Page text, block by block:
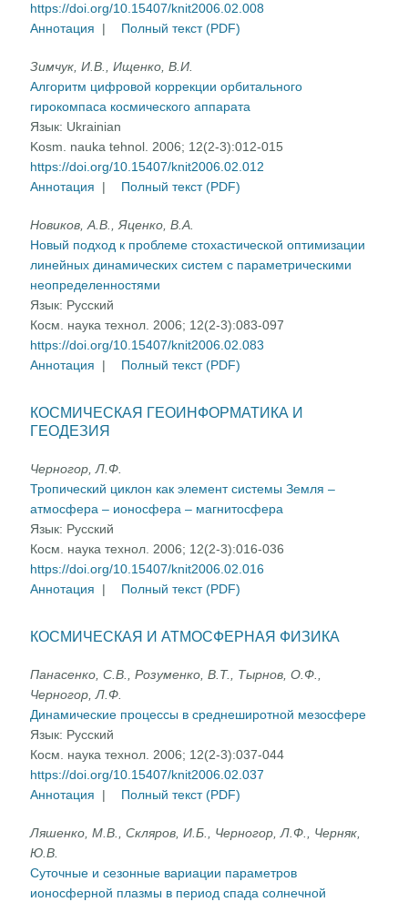
https://doi.org/10.15407/knit2006.02.008
Аннотация
| Полный текст (PDF)
Зимчук, И.В., Ищенко, В.И.
Алгоритм цифровой коррекции орбитального
гирокомпаса космического аппарата
Язык: Ukrainian
Kosm. nauka tehnol. 2006; 12(2-3):012-015
https://doi.org/10.15407/knit2006.02.012
Аннотация
| Полный текст (PDF)
Новиков, А.В., Яценко, В.А.
Новый подход к проблеме стохастической оптимизации
линейных динамических систем с параметрическими
неопределенностями
Язык: Русский
Косм. наука технол. 2006; 12(2-3):083-097
https://doi.org/10.15407/knit2006.02.083
Аннотация
| Полный текст (PDF)
КОСМИЧЕСКАЯ ГЕОИНФОРМАТИКА И
ГЕОДЕЗИЯ
Черногор, Л.Ф.
Тропический циклон как элемент системы Земля –
атмосфера – ионосфера – магнитосфера
Язык: Русский
Косм. наука технол. 2006; 12(2-3):016-036
https://doi.org/10.15407/knit2006.02.016
Аннотация
| Полный текст (PDF)
КОСМИЧЕСКАЯ И АТМОСФЕРНАЯ ФИЗИКА
Панасенко, С.В., Розуменко, В.Т., Тырнов, О.Ф.,
Черногор, Л.Ф.
Динамические процессы в среднеширотной мезосфере
Язык: Русский
Косм. наука технол. 2006; 12(2-3):037-044
https://doi.org/10.15407/knit2006.02.037
Аннотация
| Полный текст (PDF)
Ляшенко, М.В., Скляров, И.Б., Черногор, Л.Ф., Черняк,
Ю.В.
Суточные и сезонные вариации параметров
ионосферной плазмы в период спада солнечной